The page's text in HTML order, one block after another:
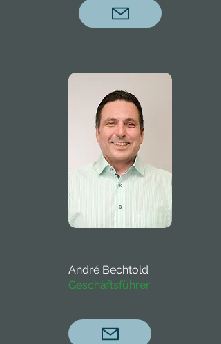
André Bechtold
Geschäftsführer